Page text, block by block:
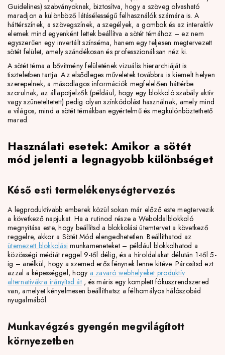
Guidelines) szabványoknak, biztosítva, hogy a szöveg olvasható
maradjon a különböző látásélességű felhasználók számára is. A
háttérszínek, a szövegszínek, a szegélyek, a gombok és az interaktív
elemek mind egyenként lettek beállítva a sötét témához – ez nem
egyszerűen egy invertált színséma, hanem egy teljesen megtervezett
sötét felület, amely szándékosan és professzionálisan néz ki.
A sötét téma a bővítmény felületének vizuális hierarchiáját is
tiszteletben tartja. Az elsődleges műveletek továbbra is kiemelt helyen
szerepelnek, a másodlagos információk megfelelően háttérbe
szorulnak, az állapotjelzők (például, hogy egy blokkoló szabály aktív
vagy szüneteltetett) pedig olyan színkódolást használnak, amely mind
a világos, mind a sötét témákban egyértelmű és megkülönböztethető
marad.
Használati esetek: Amikor a sötét
mód jelenti a legnagyobb különbséget
Késő esti termelékenységtervezés
A legproduktívabb emberek közül sokan már előző este megtervezik
a következő napjukat. Ha a rutinod része a Weboldalblokkoló
megnyitása este, hogy beállítsd a blokkolási ütemtervet a következő
reggelre, akkor a Sötét Mód elengedhetetlen. Beállíthatod az
ütemezett blokkolási munkameneteket – például blokkolhatod a
közösségi médiát reggel 9-től délig, és a híroldalakat délután 1-től 5-
ig – anélkül, hogy a szemed erős fénynek lenne kitéve. Párosítsd ezt
azzal a képességgel, hogy a zavaró webhelyeket produktív
alternatívákra irányítsd át, és máris egy komplett fókuszrendszered
van, amelyet kényelmesen beállíthatsz a félhomályos hálószobád
nyugalmából.
Munkavégzés gyengén megvilágított
környezetben